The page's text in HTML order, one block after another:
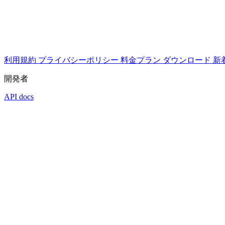
利用規約 プライバシーポリシー 料金プラン ダウンロード 新
開発者
API docs